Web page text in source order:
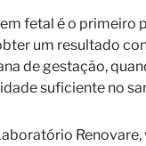
fetal é o primeiro
um resultado
de gestação,
suficiente no